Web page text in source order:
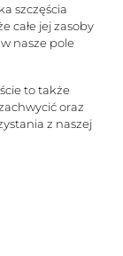
szczęścia
całe jej zasoby
nasze pole
to także
oraz
z naszej